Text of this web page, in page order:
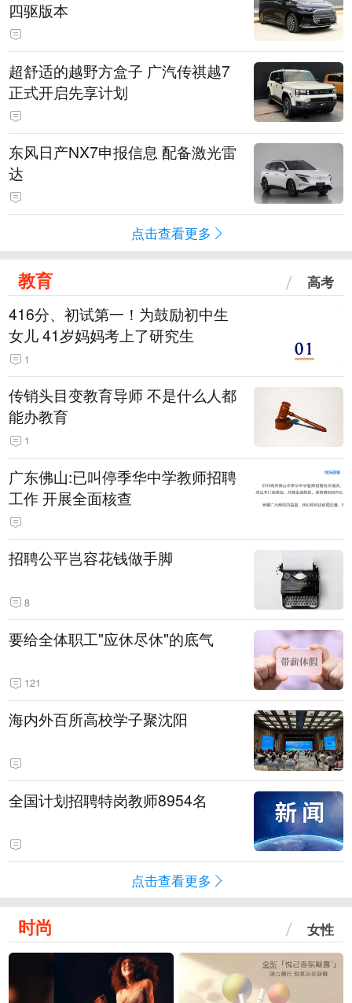
四驱版本
超舒适的越野方盒子 广汽传祺越7
正式开启先享计划
东风日产NX7申报信息 配备激光雷
达
点击查看更多
教育 高考
416分、初试第一！为鼓励初中生
女儿 41岁妈妈考上了研究生
1
传销头目变教育导师 不是什么人都
能办教育
1
广东佛山:已叫停季华中学教师招聘
工作 开展全面核查
招聘公平岂容花钱做手脚
8
要给全体职工"应休尽休"的底气
121
海内外百所高校学子聚沈阳
全国计划招聘特岗教师8954名
点击查看更多
时尚 女性